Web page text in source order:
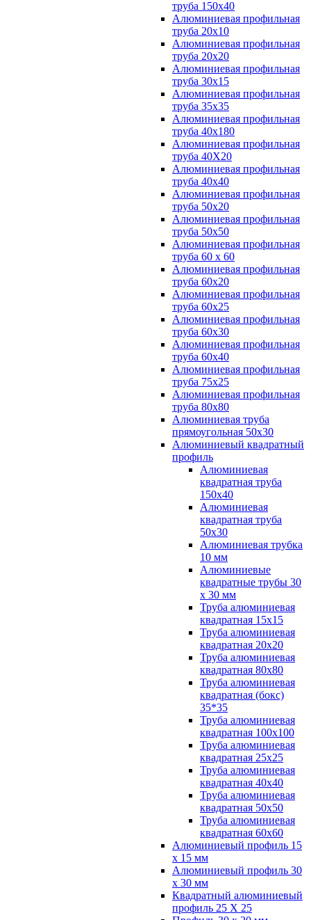
труба 150х40
Алюминиевая профильная
труба 20х10
Алюминиевая профильная
труба 20х20
Алюминиевая профильная
труба 30х15
Алюминиевая профильная
труба 35х35
Алюминиевая профильная
труба 40х180
Алюминиевая профильная
труба 40Х20
Алюминиевая профильная
труба 40х40
Алюминиевая профильная
труба 50х20
Алюминиевая профильная
труба 50х50
Алюминиевая профильная
труба 60 х 60
Алюминиевая профильная
труба 60х20
Алюминиевая профильная
труба 60х25
Алюминиевая профильная
труба 60х30
Алюминиевая профильная
труба 60х40
Алюминиевая профильная
труба 75х25
Алюминиевая профильная
труба 80х80
Алюминиевая труба
прямоугольная 50х30
Алюминиевый квадратный
профиль
Алюминиевая
квадратная труба
150х40
Алюминиевая
квадратная труба
50х30
Алюминиевая трубка
10 мм
Алюминиевые
квадратные трубы 30
х 30 мм
Труба алюминиевая
квадратная 15х15
Труба алюминиевая
квадратная 20х20
Труба алюминиевая
квадратная 80х80
Труба алюминиевая
квадратная (бокс)
35*35
Труба алюминиевая
квадратная 100х100
Труба алюминиевая
квадратная 25х25
Труба алюминиевая
квадратная 40х40
Труба алюминиевая
квадратная 50х50
Труба алюминиевая
квадратная 60х60
Алюминиевый профиль 15
х 15 мм
Алюминиевый профиль 30
х 30 мм
Квадратный алюминиевый
профиль 25 Х 25